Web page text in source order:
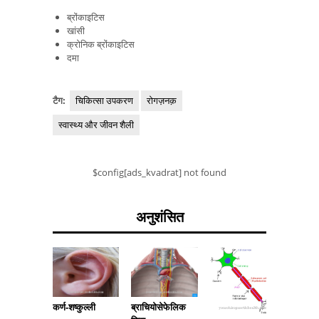
ब्रोंकाइटिस
खांसी
क्रोनिक ब्रोंकाइटिस
दमा
टैग: चिकित्सा उपकरण
रोगज़नक़
स्वास्थ्य और जीवन शैली
$config[ads_kvadrat] not found
अनुशंसित
कर्ण-शष्कुल्ली
ब्राचियोसेफेलिक